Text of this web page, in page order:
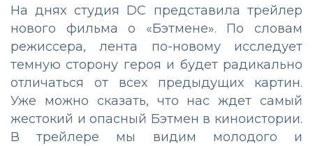
На днях студия DC представила трейлер
нового фильма о «Бэтмене». По словам
режиссера, лента по-новому исследует
темную сторону героя и будет радикально
отличаться от всех предыдущих картин.
Уже можно сказать, что нас ждет самый
жестокий и опасный Бэтмен в киноистории.
В трейлере мы видим молодого и